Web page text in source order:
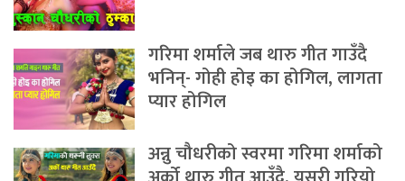
गरिमा शर्माले जब थारु गीत गाउँदै
भनिन्- गोही होइ का होगिल, लागता
प्यार होगिल
अन्नु चौधरीको स्वरमा गरिमा शर्माको